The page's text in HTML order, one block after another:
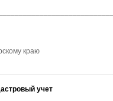
краю
учет